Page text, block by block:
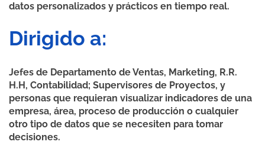
datos personalizados y prácticos en tiempo real.
Dirigido a:
Jefes de Departamento de Ventas, Marketing, R.R.
H.H, Contabilidad; Supervisores de Proyectos, y
personas que requieran visualizar indicadores de una
empresa, área, proceso de producción o cualquier
otro tipo de datos que se necesiten para tomar
decisiones.